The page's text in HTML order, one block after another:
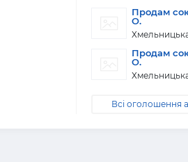
Продам
О.
Продам
О.
Всі оголошення